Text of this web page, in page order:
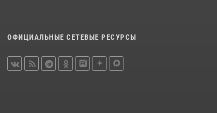
ОФИЦИАЛЬНЫЕ СЕТЕВЫЕ РЕСУРСЫ